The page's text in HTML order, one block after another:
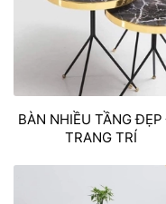
BÀN NHIỀU TẦNG ĐẸP
TRANG TRÍ